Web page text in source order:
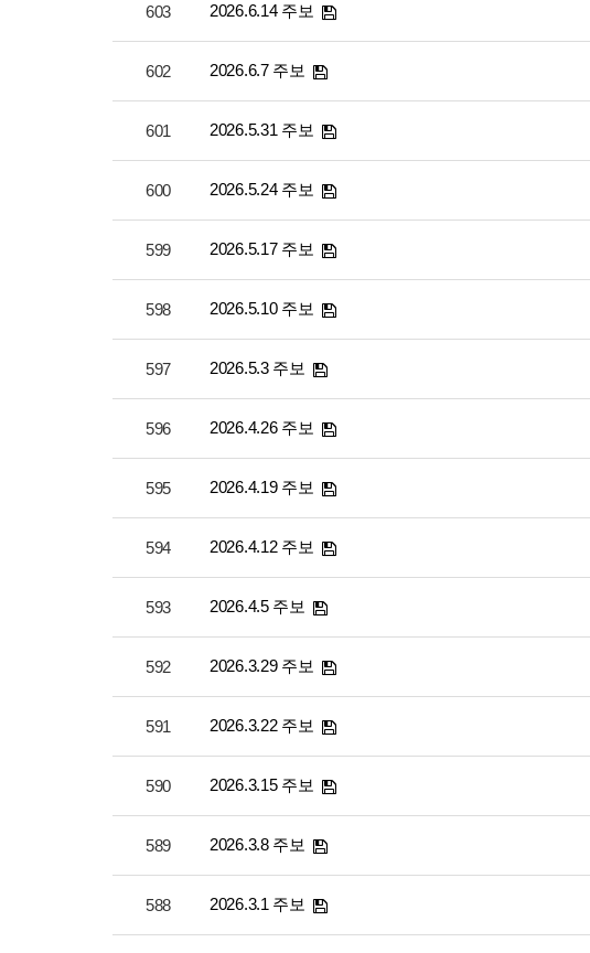
603 2026.6.14 주보
602 2026.6.7 주보
601 2026.5.31 주보
600 2026.5.24 주보
599 2026.5.17 주보
598 2026.5.10 주보
597 2026.5.3 주보
596 2026.4.26 주보
595 2026.4.19 주보
594 2026.4.12 주보
593 2026.4.5 주보
592 2026.3.29 주보
591 2026.3.22 주보
590 2026.3.15 주보
589 2026.3.8 주보
588 2026.3.1 주보